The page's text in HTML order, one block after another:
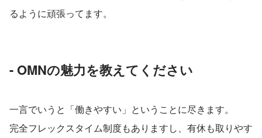
るように頑張ってます。
- OMNの魅力を教えてください
一言でいうと「働きやすい」ということに尽きます。
完全フレックスタイム制度もありますし、有休も取りやす